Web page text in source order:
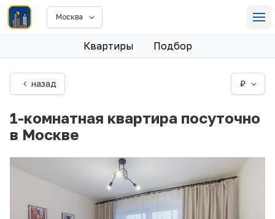
Москва
Квартиры Подбор
назад ₽
1-комнатная квартира посуточно
в Москве